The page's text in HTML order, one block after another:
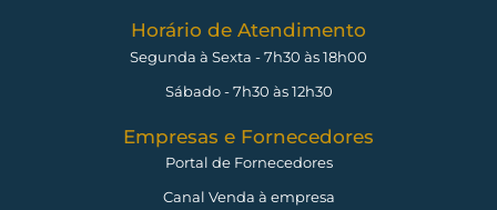
Horário de Atendimento
Segunda à Sexta - 7h30 às 18h00
Sábado - 7h30 às 12h30
Empresas e Fornecedores
Portal de Fornecedores
Canal Venda à empresa